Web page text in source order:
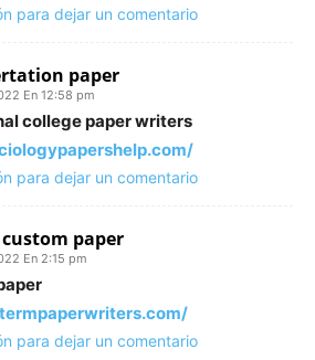
para dejar un comentario
paper
En 12:58 pm
college paper writers
para dejar un comentario
paper
En 2:15 pm
para dejar un comentario